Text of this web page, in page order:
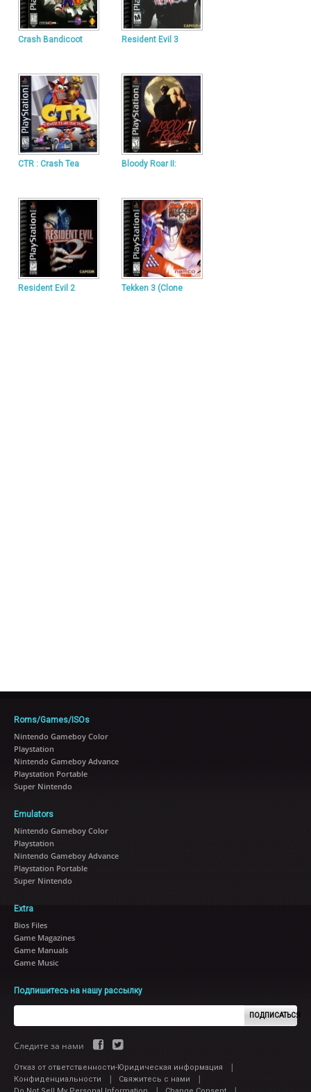
Crash Bandicoot Resident Evil 3
CTR : Crash Tea Bloody Roar II:
Resident Evil 2 Tekken 3 (Clone
Roms/Games/ISOs
Nintendo Gameboy Color
Playstation
Nintendo Gameboy Advance
Playstation Portable
Super Nintendo
Emulators
Nintendo Gameboy Color
Playstation
Nintendo Gameboy Advance
Playstation Portable
Super Nintendo
Extra
Bios Files
Game Magazines
Game Manuals
Game Music
Подпишитесь на нашу рассылку
ПОДПИСАТЬСЯ
Следите за нами
Отказ от ответственности-Юридическая информация |
Конфиденциальности | Свяжитесь с нами |